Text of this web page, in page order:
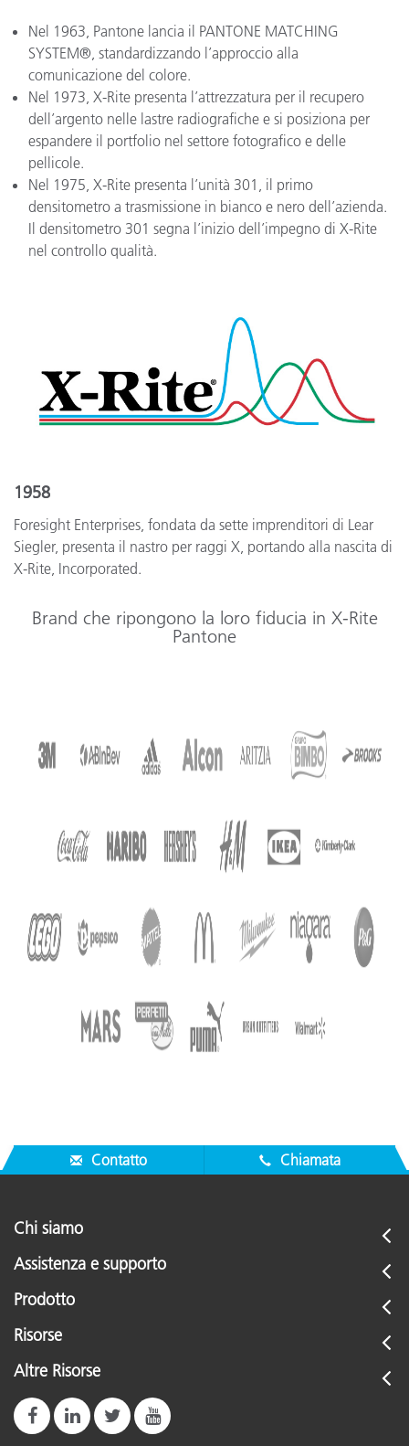
Nel 1963, Pantone lancia il PANTONE MATCHING
SYSTEM®, standardizzando l’approccio alla
comunicazione del colore.
Nel 1973, X-Rite presenta l’attrezzatura per il recupero
dell’argento nelle lastre radiografiche e si posiziona per
espandere il portfolio nel settore fotografico e delle
pellicole.
Nel 1975, X-Rite presenta l’unità 301, il primo
densitometro a trasmissione in bianco e nero dell’azienda.
Il densitometro 301 segna l’inizio dell’impegno di X-Rite
nel controllo qualità.
1958
Foresight Enterprises, fondata da sette imprenditori di Lear
Siegler, presenta il nastro per raggi X, portando alla nascita di
X-Rite, Incorporated.
Brand che ripongono la loro fiducia in X-Rite
Pantone
Contatto Chiamata
Chi siamo
Assistenza e supporto
Prodotto
Risorse
Altre Risorse